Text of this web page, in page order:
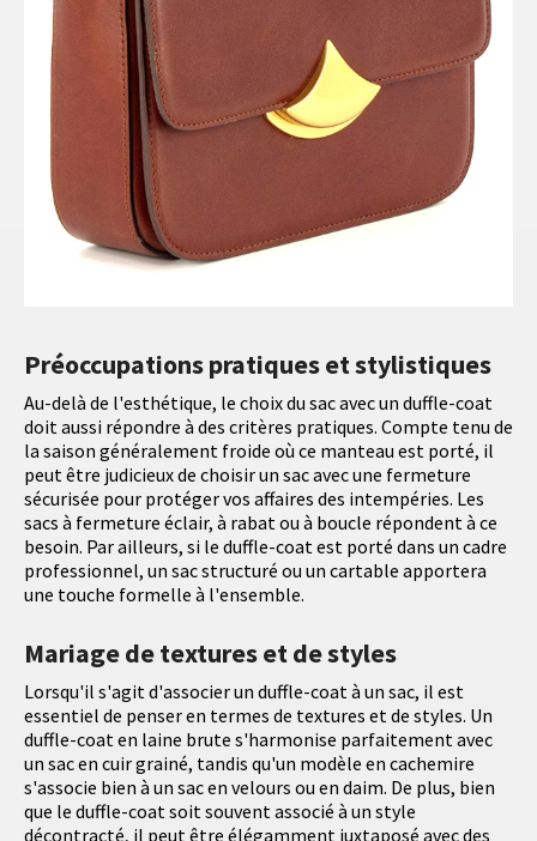
Préoccupations pratiques et stylistiques
Au-delà de l'esthétique, le choix du sac avec un duffle-coat
doit aussi répondre à des critères pratiques. Compte tenu de
la saison généralement froide où ce manteau est porté, il
peut être judicieux de choisir un sac avec une fermeture
sécurisée pour protéger vos affaires des intempéries. Les
sacs à fermeture éclair, à rabat ou à boucle répondent à ce
besoin. Par ailleurs, si le duffle-coat est porté dans un cadre
professionnel, un sac structuré ou un cartable apportera
une touche formelle à l'ensemble.
Mariage de textures et de styles
Lorsqu'il s'agit d'associer un duffle-coat à un sac, il est
essentiel de penser en termes de textures et de styles. Un
duffle-coat en laine brute s'harmonise parfaitement avec
un sac en cuir grainé, tandis qu'un modèle en cachemire
s'associe bien à un sac en velours ou en daim. De plus, bien
que le duffle-coat soit souvent associé à un style
décontracté, il peut être élégamment juxtaposé avec des